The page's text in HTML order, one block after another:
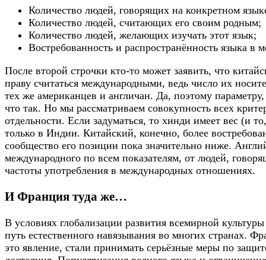
Количество людей, говорящих на конкретном
Количество людей, считающих его своим родным;
Количество людей, желающих изучать этот язык;
Востребованность и распространённость языка
После второй строчки кто-то может заявить, что
праву считаться международными, ведь число их
тех же американцев и англичан. Да, поэтому
что так. Но мы рассматриваем совокупность всех
отдельности. Если задуматься, то хинди имеет вес (и
только в Индии. Китайский, конечно, более
сообщество его позиции пока значительно ниже.
международного по всем показателям, от людей,
частоты употребления в международных отношениях.
И Франция туда же…
В условиях глобализации развития всемирной
путь естественного навязывания во многих странах.
это явление, стали принимать серьёзные меры по